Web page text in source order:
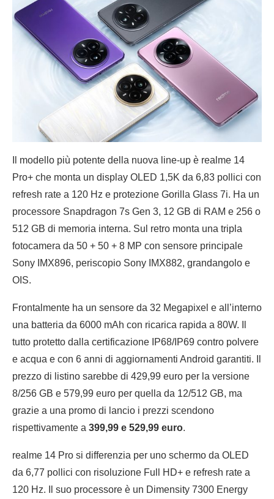
Il modello più potente della nuova line-up è realme 14
Pro+ che monta un display OLED 1,5K da 6,83 pollici con
refresh rate a 120 Hz e protezione Gorilla Glass 7i. Ha un
processore Snapdragon 7s Gen 3, 12 GB di RAM e 256 o
512 GB di memoria interna. Sul retro monta una tripla
fotocamera da 50 + 50 + 8 MP con sensore principale
Sony IMX896, periscopio Sony IMX882, grandangolo e
OIS.
Frontalmente ha un sensore da 32 Megapixel e all’interno
una batteria da 6000 mAh con ricarica rapida a 80W. Il
tutto protetto dalla certificazione IP68/IP69 contro polvere
e acqua e con 6 anni di aggiornamenti Android garantiti. Il
prezzo di listino sarebbe di 429,99 euro per la versione
8/256 GB e 579,99 euro per quella da 12/512 GB, ma
grazie a una promo di lancio i prezzi scendono
rispettivamente a 399,99 e 529,99 euro.
realme 14 Pro si differenzia per uno schermo da OLED
da 6,77 pollici con risoluzione Full HD+ e refresh rate a
120 Hz. Il suo processore è un Dimensity 7300 Energy